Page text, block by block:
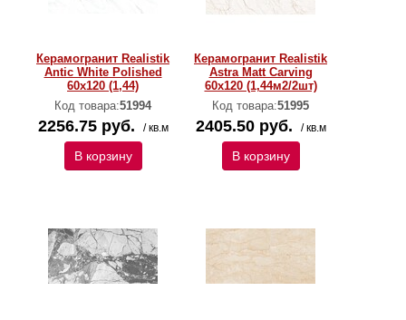
Керамогранит Realistik
Antic White Polished
60x120 (1,44)
Код товара:51994
2256.75 руб. / кв.м
В корзину
Керамогранит Realistik
Astra Matt Carving
60x120 (1,44м2/2шт)
Код товара:51995
2405.50 руб. / кв.м
В корзину